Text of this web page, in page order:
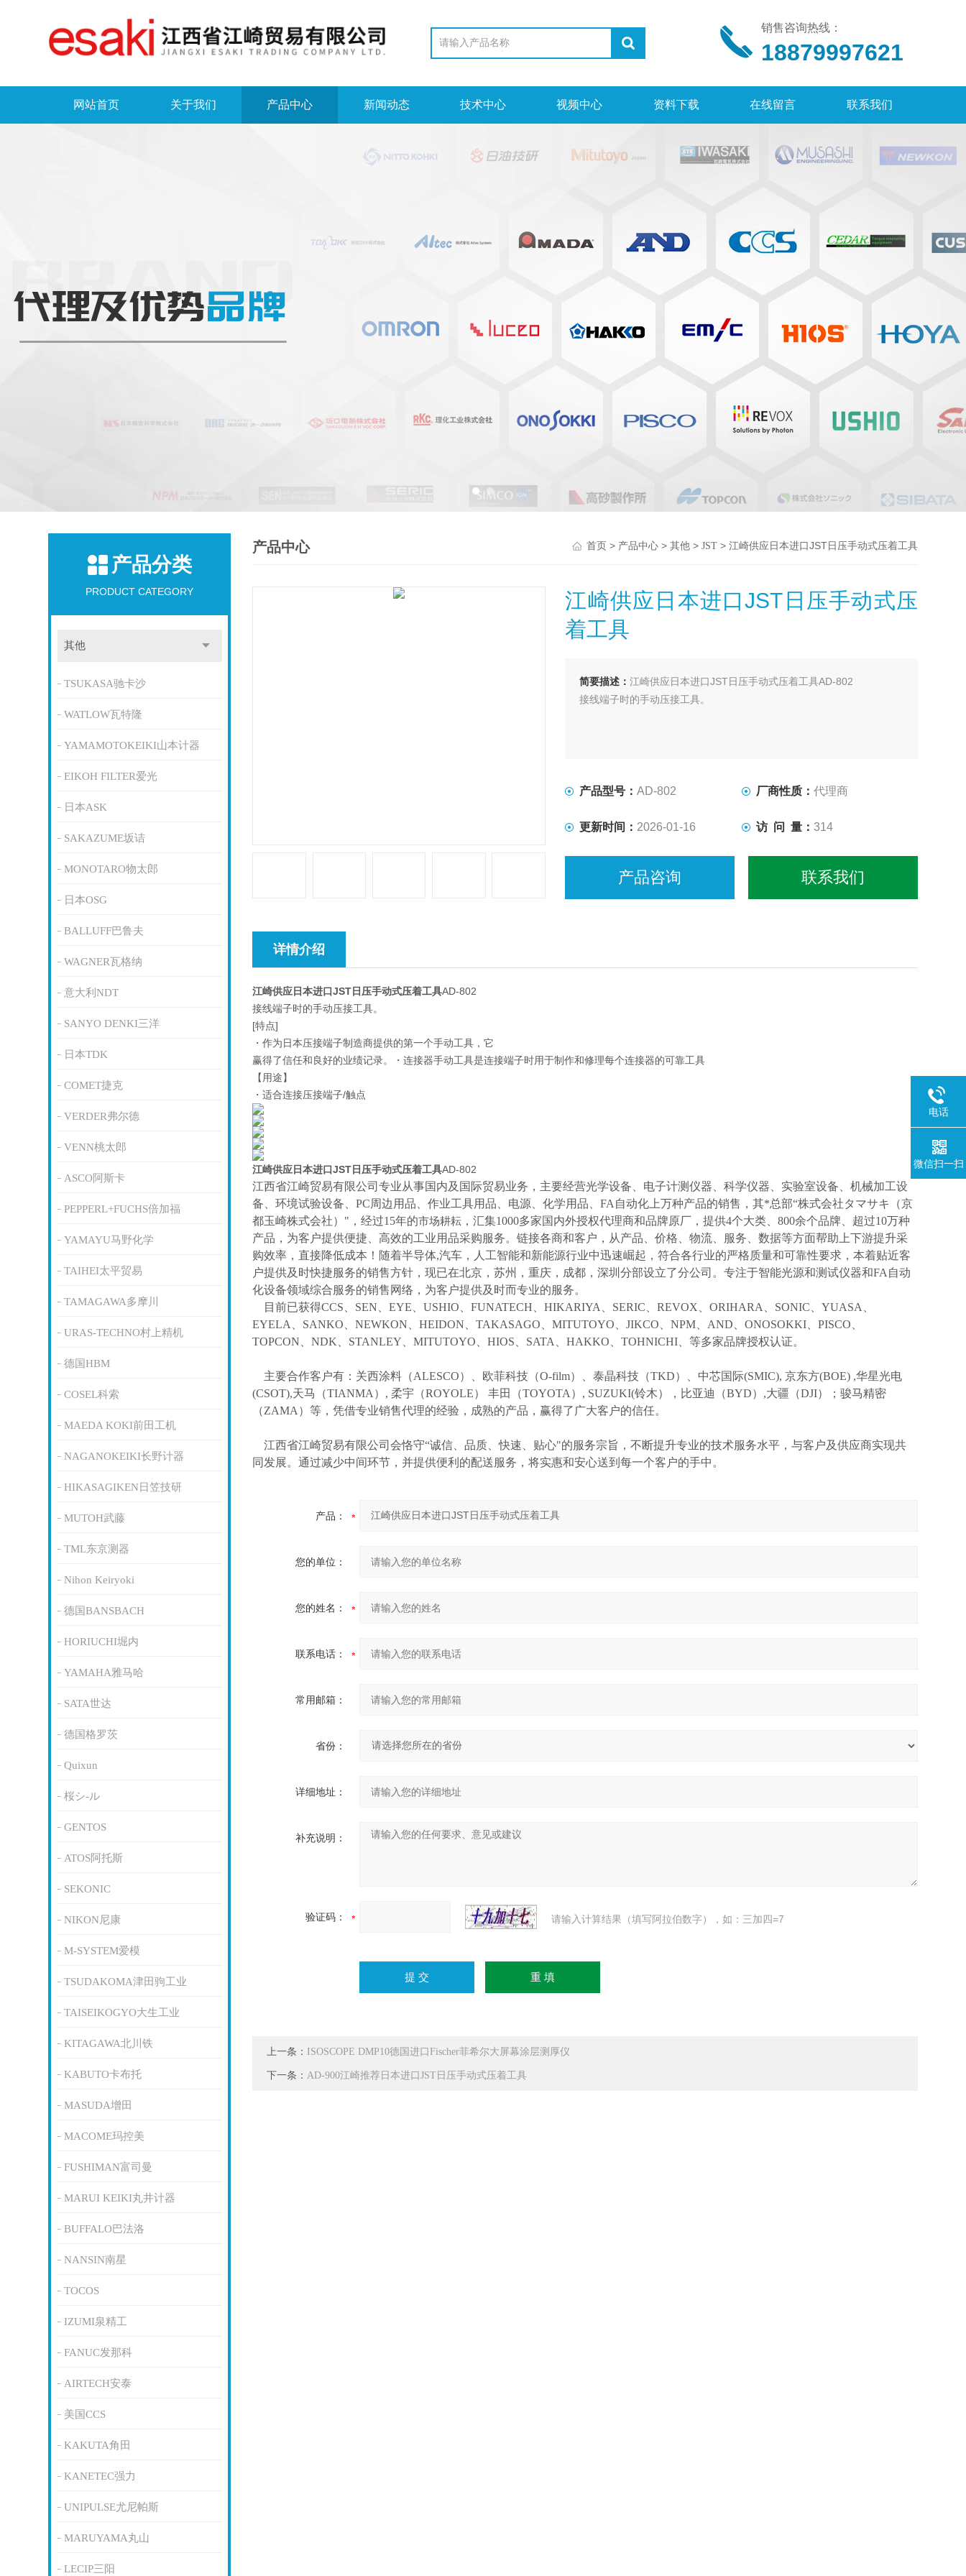
销售咨询热线：
18879997621
网站首页 关于我们 产品中心 新闻动态 技术中心 视频中心 资料下载 在线留言 联系我们
产品分类
PRODUCT CATEGORY
其他
TSUKASA驰卡沙
WATLOW瓦特隆
YAMAMOTOKEIKI山本计器
EIKOH FILTER爱光
日本ASK
SAKAZUME坂诘
MONOTARO物太郎
日本OSG
BALLUFF巴鲁夫
WAGNER瓦格纳
意大利NDT
SANYO DENKI三洋
日本TDK
COMET捷克
VERDER弗尔德
VENN桃太郎
ASCO阿斯卡
PEPPERL+FUCHS倍加福
YAMAYU马野化学
TAIHEI太平贸易
TAMAGAWA多摩川
URAS-TECHNO村上精机
德国HBM
COSEL科索
MAEDA KOKI前田工机
NAGANOKEIKI长野计器
HIKASAGIKEN日笠技研
MUTOH武藤
TML东京测器
Nihon Keiryoki
德国BANSBACH
HORIUCHI堀内
YAMAHA雅马哈
SATA世达
德国格罗茨
Quixun
桜シ-ル
GENTOS
ATOS阿托斯
SEKONIC
NIKON尼康
M-SYSTEM爱模
TSUDAKOMA津田驹工业
TAISEIKOGYO大生工业
KITAGAWA北川铁
KABUTO卡布托
MASUDA增田
MACOME玛控美
FUSHIMAN富司曼
MARUI KEIKI丸井计器
BUFFALO巴法洛
NANSIN南星
TOCOS
IZUMI泉精工
FANUC发那科
AIRTECH安泰
美国CCS
KAKUTA角田
KANETEC强力
UNIPULSE尤尼帕斯
MARUYAMA丸山
LECIP三阳
产品中心 首页> 产品中心> 其他> JST> 江崎供应日本进口JST日压手动式压着工具
江崎供应日本进口JST日压手动式压
着工具
简要描述：江崎供应日本进口JST日压手动式压着工具AD-802
接线端子时的手动压接工具。
产品型号：AD-802 厂商性质： 代理商
更新时间： 2026-01-16 访 问 量： 314
产品咨询 联系我们
详情介绍
江崎供应日本进口JST日压手动式压着工具AD-802
接线端子时的手动压接工具。
[特点]
・作为日本压接端子制造商提供的第一个手动工具，它
赢得了信任和良好的业绩记录。・连接器手动工具是连接端子时用于制作和修理每个连接器的可靠工具
【用途】
・适合连接压接端子/触点
江崎供应日本进口JST日压手动式压着工具AD-802
江西省江崎贸易有限公司专业从事国内及国际贸易业务，主要经营光学设备、电子计测仪器、科学仪器、实验室设备、机械加工设
备、环境试验设备、PC周边用品、作业工具用品、电源、化学用品、FA自动化上万种产品的销售，其*总部“株式会社タマサキ（京
都玉崎株式会社）"，经过15年的市场耕耘 ，汇集1000多家国内外授权代理商和品牌原厂，提供4个大类、800余个品牌、超过10万种
产品，为客户提供便捷、高效的工业用品采购服务。链接各商和客户，从产品、价格、物流、服务、数据等方面帮助上下游提升采
购效率，直接降低成本！随着半导体,汽车，人工智能和新能源行业中迅速崛起，符合各行业的严格质量和可靠性要求，本着贴近客
户提供及时快捷服务的销售方针，现已在北京，苏州，重庆，成都，深圳分部设立了分公司。专注于智能光源和测试仪器和FA自动
化设备领域综合服务的销售网络，为客户提供及时而专业的服务。
目前已获得CCS、SEN、EYE、USHIO、FUNATECH、HIKARIYA、SERIC、REVOX、ORIHARA、SONIC、YUASA、
EYELA、SANKO、NEWKON、HEIDON、TAKASAGO、MITUTOYO、JIKCO、NPM、AND、ONOSOKKI、PISCO、
TOPCON、NDK、STANLEY、MITUTOYO、HIOS、SATA、HAKKO、TOHNICHI、等多家品牌授权认证。
主要合作客户有：关西涂料（ALESCO）、欧菲科技（O-film）、泰晶科技（TKD）、中芯国际(SMIC), 京东方(BOE) ,华星光电
(CSOT),天马（TIANMA）, 柔宇（ROYOLE） 丰田（TOYOTA）, SUZUKI(铃木），比亚迪（BYD）,大疆（DJI）；骏马精密
（ZAMA）等，凭借专业销售代理的经验，成熟的产品，赢得了广大客户的信任。
江西省江崎贸易有限公司会恪守“诚信、品质、快速、贴心"的服务宗旨，不断提升专业的技术服务水平，与客户及供应商实现共
同发展。通过减少中间环节，并提供便利的配送服务，将实惠和安心送到每一个客户的手中。
产品：
您的单位：
您的姓名：
联系电话：
常用邮箱：
省份：
详细地址：
补充说明：
验证码： 请输入计算结果（填写阿拉伯数字），如：三加四=7
上一条： ISOSCOPE DMP10德国进口Fischer菲希尔大屏幕涂层测厚仪
下一条： AD-900江崎推荐日本进口JST日压手动式压着工具
电话
微信扫一扫